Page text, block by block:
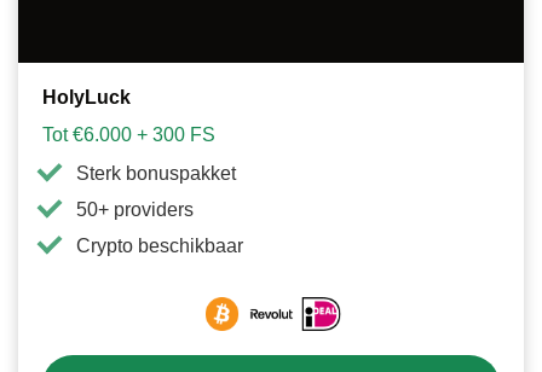
HolyLuck
Tot €6.000 + 300 FS
Sterk bonuspakket
50+ providers
Crypto beschikbaar